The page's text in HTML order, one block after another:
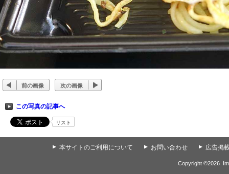
前の画像 次の画像
この写真の記事へ
リスト
▲ 本サイトのご利用について ▲ お問い合わせ ▲ 広告掲
Copyright ©2026